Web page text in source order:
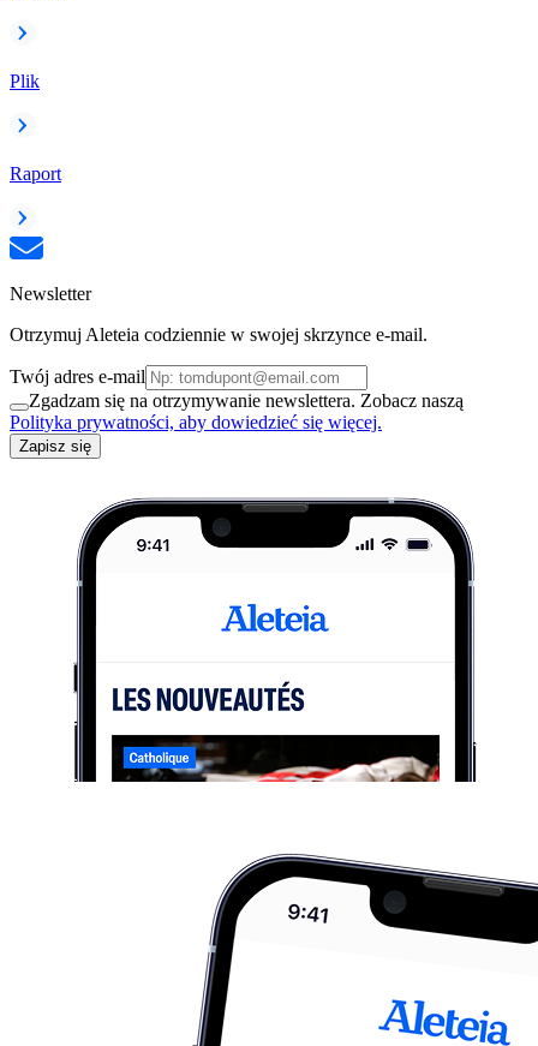
Plik
Raport
Newsletter
Otrzymuj Aleteia codziennie w swojej skrzynce e-mail.
Twój adres e-mail
Zgadzam się na otrzymywanie newslettera. Zobacz naszą
Polityka prywatności, aby dowiedzieć się więcej.
Zapisz się